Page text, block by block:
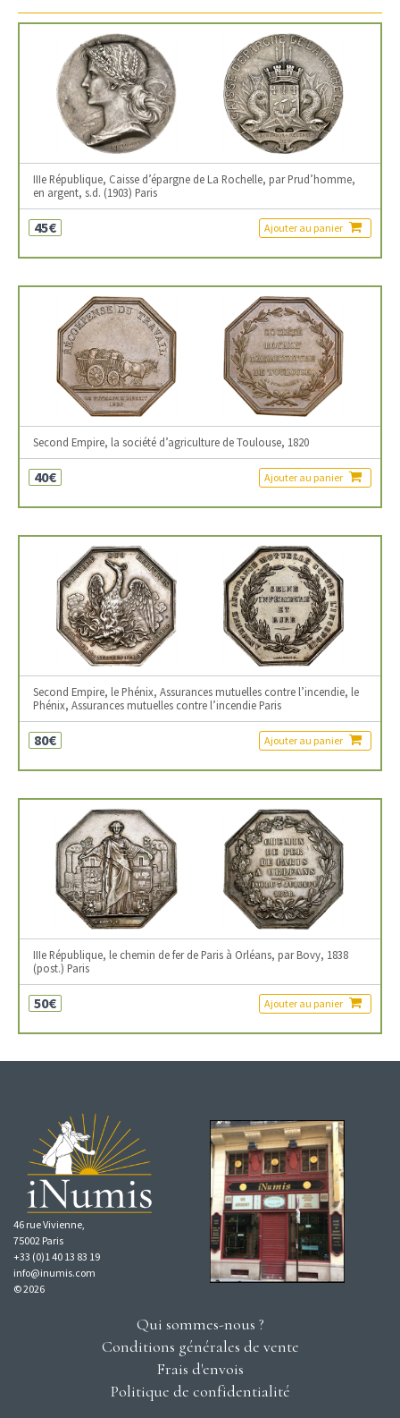
IIIe République, Caisse d’épargne de La Rochelle, par Prud’homme,
en argent, s.d. (1903) Paris
45€ Ajouter au panier
Second Empire, la société d’agriculture de Toulouse, 1820
40€ Ajouter au panier
Second Empire, le Phénix, Assurances mutuelles contre l’incendie, le
Phénix, Assurances mutuelles contre l’incendie Paris
80€ Ajouter au panier
IIIe République, le chemin de fer de Paris à Orléans, par Bovy, 1838
(post.) Paris
50€ Ajouter au panier
46 rue Vivienne,
75002 Paris
+33 (0)1 40 13 83 19
info@inumis.com
© 2026
Qui sommes-nous ?
Conditions générales de vente
Frais d'envois
Politique de confidentialité